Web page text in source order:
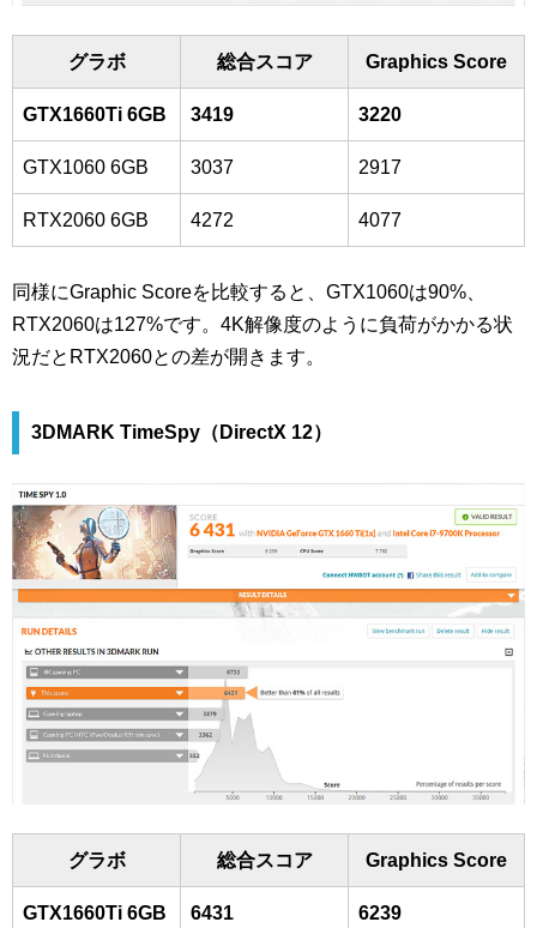
グラボ 総合スコア Graphics Score
GTX1660Ti 6GB 3419 3220
GTX1060 6GB 3037 2917
RTX2060 6GB 4272 4077
同様にGraphic Scoreを比較すると、GTX1060は90%、
RTX2060は127%です。4K解像度のように負荷がかかる状
況だとRTX2060との差が開きます。
3DMARK TimeSpy（DirectX 12）
グラボ 総合スコア Graphics Score
GTX1660Ti 6GB 6431 6239